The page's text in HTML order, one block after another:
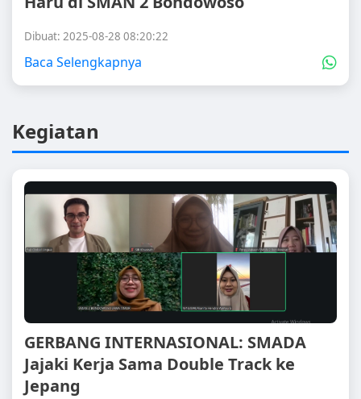
Dibuat: 2025-08-28 08:20:22
Baca Selengkapnya
Kegiatan
GERBANG INTERNASIONAL: SMADA
Jajaki Kerja Sama Double Track ke
Jepang